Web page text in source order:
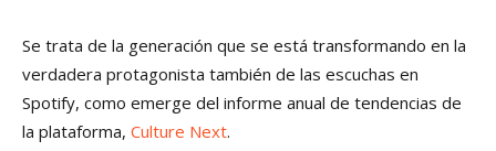
Se trata de la generación que se está transformando en la
verdadera protagonista también de las escuchas en
Spotify, como emerge del informe anual de tendencias de
la plataforma, Culture Next.